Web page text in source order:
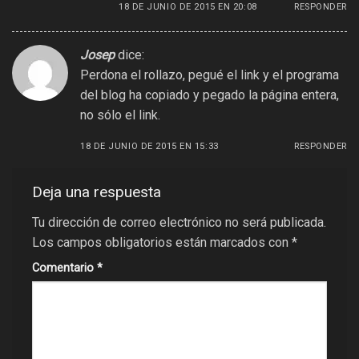
18 DE JUNIO DE 2015 EN 20:08 RESPONDER
Josep dice:
Perdona el rollazo, pegué el link y el programa
del blog ha copiado y pegado la página entera,
no sólo el link.
18 DE JUNIO DE 2015 EN 15:33 RESPONDER
Deja una respuesta
Tu dirección de correo electrónico no será publicada.
Los campos obligatorios están marcados con *
Comentario *